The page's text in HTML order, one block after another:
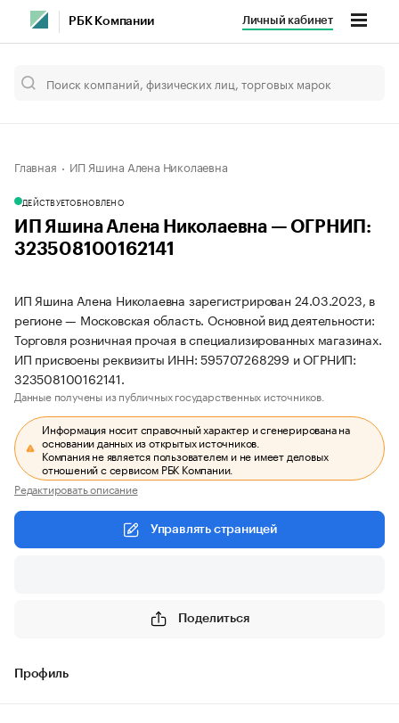
РБК Компании Личный кабинет
Главная ИП Яшина Алена Николаевна
ДЕЙСТВУЕТОБНОВЛЕНО
ИП Яшина Алена Николаевна — ОГРНИП:
323508100162141
ИП Яшина Алена Николаевна зарегистрирован 24.03.2023, в
регионе — Московская область. Основной вид деятельности:
Торговля розничная прочая в специализированных магазинах.
ИП присвоены реквизиты ИНН: 595707268299 и ОГРНИП:
323508100162141.
Данные получены из публичных государственных источников.
Информация носит справочный характер и сгенерирована на
основании данных из открытых источников.
Компания не является пользователем и не имеет деловых
отношений с сервисом РБК Компании.
Редактировать описание
Управлять страницей
Поделиться
Профиль